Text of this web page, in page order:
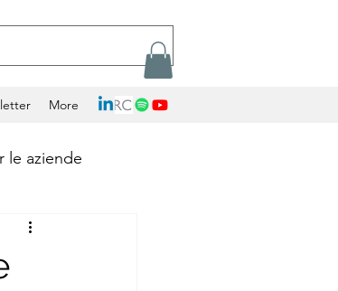
More
le aziende